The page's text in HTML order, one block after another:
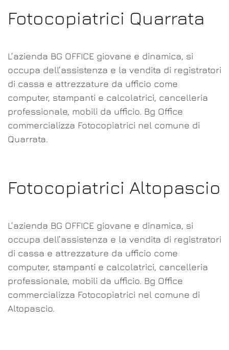
Fotocopiatrici Quarrata
L’azienda BG OFFICE giovane e dinamica, si
occupa dell’assistenza e la vendita di registratori
di cassa e attrezzature da ufficio come
computer, stampanti e calcolatrici, cancelleria
professionale, mobili da ufficio. Bg Office
commercializza Fotocopiatrici nel comune di
Quarrata.
Fotocopiatrici Altopascio
L’azienda BG OFFICE giovane e dinamica, si
occupa dell’assistenza e la vendita di registratori
di cassa e attrezzature da ufficio come
computer, stampanti e calcolatrici, cancelleria
professionale, mobili da ufficio. Bg Office
commercializza Fotocopiatrici nel comune di
Altopascio.